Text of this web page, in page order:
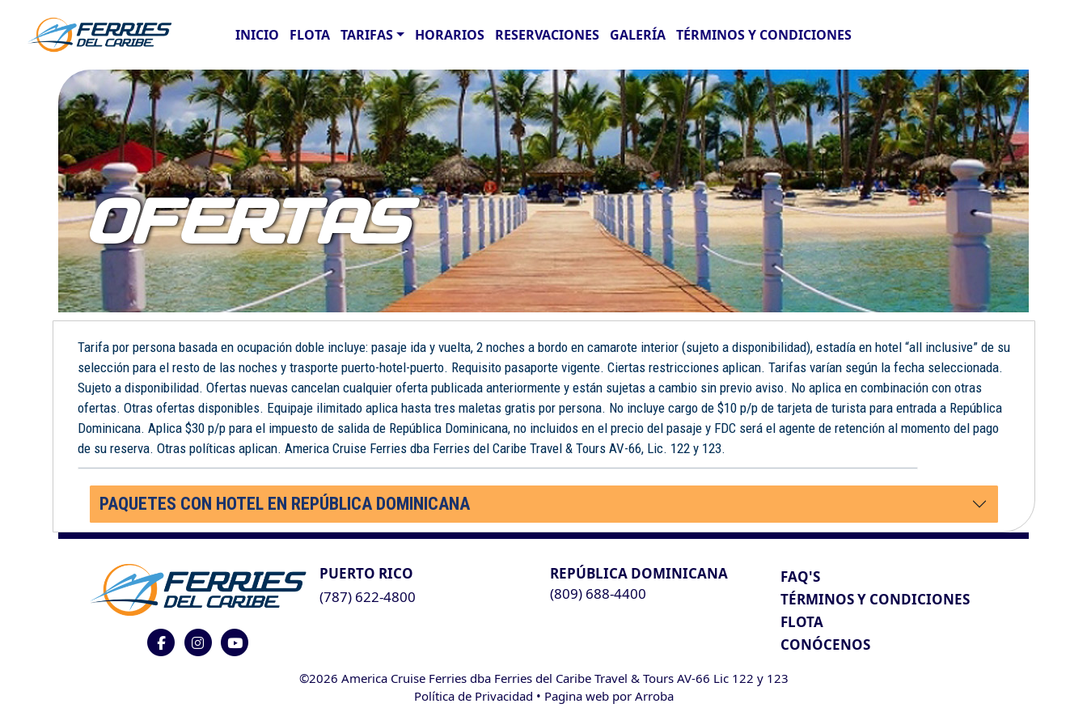
INICIO FLOTA TARIFAS HORARIOS RESERVACIONES GALERÍA TÉRMINOS Y CONDICIONES
OFERTAS
Tarifa por persona basada en ocupación doble incluye: pasaje ida y vuelta, 2 noches a bordo en camarote interior (sujeto a disponibilidad), estadía en hotel “all inclusive” de su
selección para el resto de las noches y trasporte puerto-hotel-puerto. Requisito pasaporte vigente. Ciertas restricciones aplican. Tarifas varían según la fecha seleccionada.
Sujeto a disponibilidad. Ofertas nuevas cancelan cualquier oferta publicada anteriormente y están sujetas a cambio sin previo aviso. No aplica en combinación con otras
ofertas. Otras ofertas disponibles. Equipaje ilimitado aplica hasta tres maletas gratis por persona. No incluye cargo de $10 p/p de tarjeta de turista para entrada a República
Dominicana. Aplica $30 p/p para el impuesto de salida de República Dominicana, no incluidos en el precio del pasaje y FDC será el agente de retención al momento del pago
de su reserva. Otras políticas aplican. America Cruise Ferries dba Ferries del Caribe Travel & Tours AV-66, Lic. 122 y 123.
PAQUETES CON HOTEL EN REPÚBLICA DOMINICANA
PUERTO RICO
(787) 622-4800
REPÚBLICA DOMINICANA
(809) 688-4400
FAQ'S
TÉRMINOS Y CONDICIONES
FLOTA
CONÓCENOS
©2026 America Cruise Ferries dba Ferries del Caribe Travel & Tours AV-66 Lic 122 y 123
Política de Privacidad • Pagina web por Arroba